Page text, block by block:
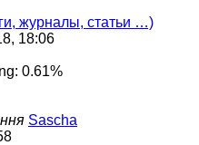
журналы, статьи …)
18:06
0.61%
Sascha